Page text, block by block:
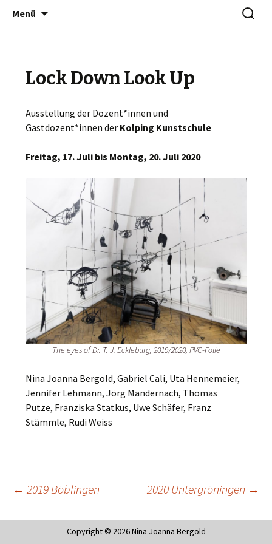
NINA JOANNA BERGOLD
Menü
Suchen
nach:
Lock Down Look Up
Ausstellung der Dozent*innen und
Gastdozent*innen der Kolping Kunstschule
Freitag, 17. Juli bis Montag, 20. Juli 2020
The eyes of Dr. T. J. Eckleburg, 2019/2020, PVC-Folie
Nina Joanna Bergold, Gabriel Cali, Uta Hennemeier,
Jennifer Lehmann, Jörg Mandernach, Thomas
Putze, Franziska Statkus, Uwe Schäfer, Franz
Stämmle, Rudi Weiss
BEITRAGS-
← 2019 Böblingen 2020 Untergröningen →
Copyright © 2026 Nina Joanna Bergold